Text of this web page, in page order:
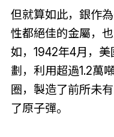
但就算如此，銀作
性都絕佳的金屬，
如，1942年4月，
劃，利用超過1.2萬
圈，製造了前所未
了原子彈。